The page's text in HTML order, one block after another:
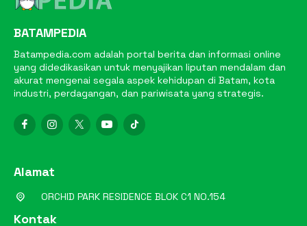
BATAMPEDIA
Batampedia.com adalah portal berita dan informasi online
yang didedikasikan untuk menyajikan liputan mendalam dan
akurat mengenai segala aspek kehidupan di Batam, kota
industri, perdagangan, dan pariwisata yang strategis.
Alamat
ORCHID PARK RESIDENCE BLOK C1 NO.154
Kontak